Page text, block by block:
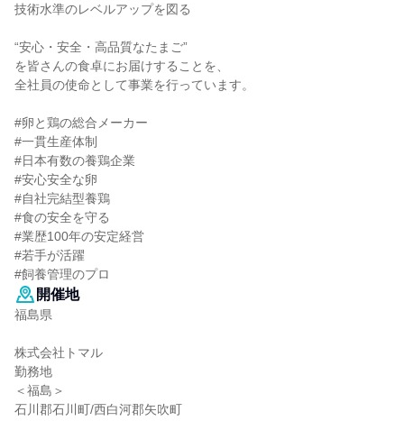
技術水準のレベルアップを図る
“安心・安全・高品質なたまご”
を皆さんの食卓にお届けすることを、
全社員の使命として事業を行っています。
#卵と鶏の総合メーカー
#一貫生産体制
#日本有数の養鶏企業
#安心安全な卵
#自社完結型養鶏
#食の安全を守る
#業歴100年の安定経営
#若手が活躍
#飼養管理のプロ
開催地
福島県
株式会社トマル
勤務地
＜福島＞
石川郡石川町/西白河郡矢吹町